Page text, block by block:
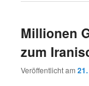
Millionen
zum
Veröffentlicht am